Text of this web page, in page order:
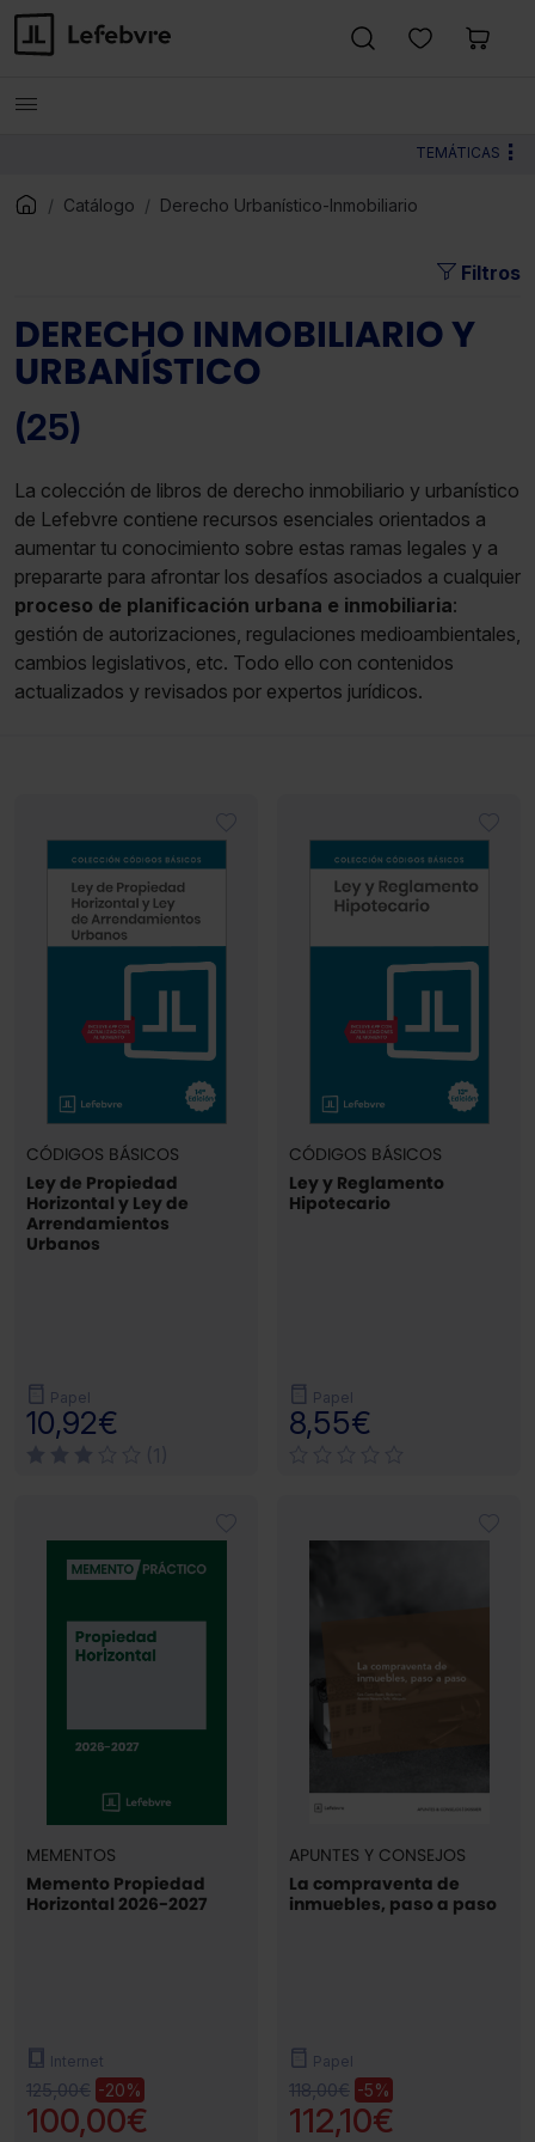
TEMÁTICAS
Catálogo Derecho Urbanístico-Inmobiliario
Filtros
DERECHO INMOBILIARIO Y
URBANÍSTICO
(25)
La colección de libros de derecho inmobiliario y urbanístico
de Lefebvre contiene recursos esenciales orientados a
aumentar tu conocimiento sobre estas ramas legales y a
prepararte para afrontar los desafíos asociados a cualquier
proceso de planificación urbana e inmobiliaria:
gestión de autorizaciones, regulaciones medioambientales,
cambios legislativos, etc. Todo ello con contenidos
actualizados y revisados por expertos jurídicos.
CÓDIGOS BÁSICOS
Ley de Propiedad
Horizontal y Ley de
Arrendamientos
Urbanos
Papel
10,92€
CÓDIGOS BÁSICOS
Ley y Reglamento
Hipotecario
Papel
8,55€
MEMENTOS
Memento Propiedad
Horizontal 2026-2027
Internet
125,00€ -20%
100,00€
APUNTES Y CONSEJOS
La compraventa de
inmuebles, paso a paso
Papel
118,00€ -5%
112,10€